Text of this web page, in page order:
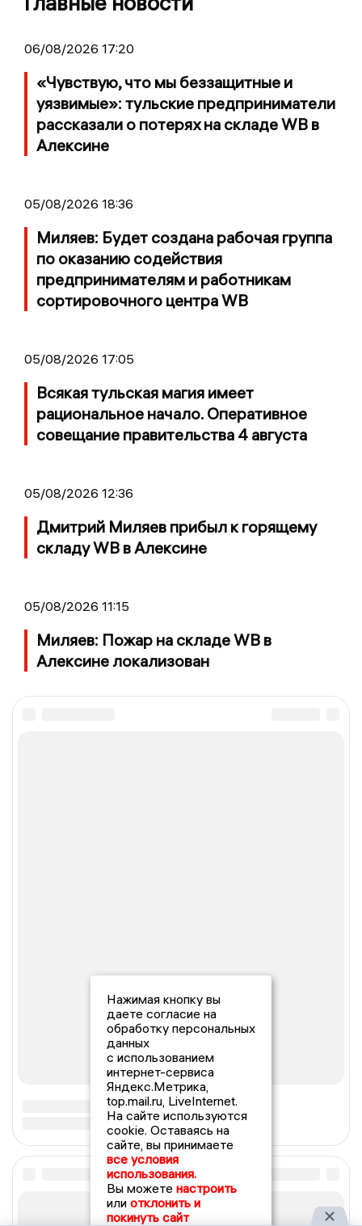
06/08/2026 17:20
«Чувствую, что мы беззащитные и
уязвимые»: тульские предприниматели
рассказали о потерях на складе WB в
Алексине
05/08/2026 18:36
Миляев: Будет создана рабочая группа
по оказанию содействия
предпринимателям и работникам
сортировочного центра WB
05/08/2026 17:05
Всякая тульская магия имеет
рациональное начало. Оперативное
совещание правительства 4 августа
05/08/2026 12:36
Дмитрий Миляев прибыл к горящему
складу WB в Алексине
05/08/2026 11:15
Миляев: Пожар на складе WB в
Алексине локализован
Нажимая кнопку вы
даете согласие на
обработку персональных
данных
с использованием
интернет-сервиса
Яндекс.Метрика,
top.mail.ru, LiveInternet.
На сайте используются
cookie. Оставаясь на
сайте, вы принимаете
все условия
использования.
Вы можете настроить
или отклонить и
покинуть сайт